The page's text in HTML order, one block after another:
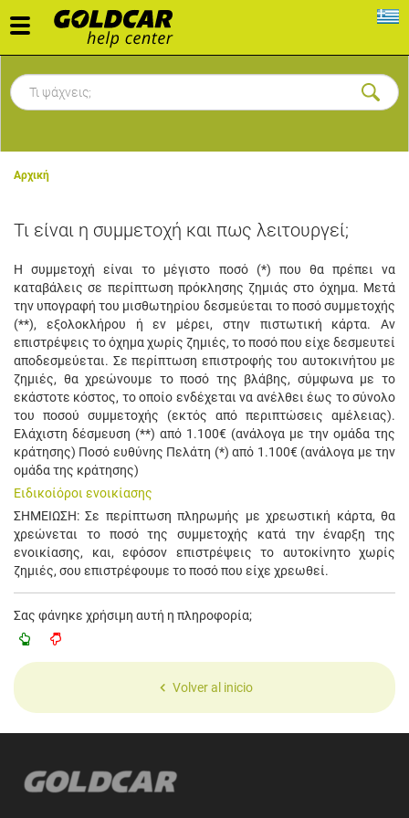
Toggle
navigation
Αρχική
Τι είναι η συμμετοχή και πως λειτουργεί;
Η συμμετοχή είναι το μέγιστο ποσό (*) που θα πρέπει να
καταβάλεις σε περίπτωση πρόκλησης ζημιάς στο όχημα. Μετά
την υπογραφή του μισθωτηρίου δεσμεύεται το ποσό συμμετοχής
(**), εξολοκλήρου ή εν μέρει, στην πιστωτική κάρτα. Αν
επιστρέψεις το όχημα χωρίς ζημιές, το ποσό που είχε δεσμευτεί
αποδεσμεύεται. Σε περίπτωση επιστροφής του αυτοκινήτου με
ζημιές, θα χρεώνουμε το ποσό της βλάβης, σύμφωνα με το
εκάστοτε κόστος, το οποίο ενδέχεται να ανέλθει έως το σύνολο
του ποσού συμμετοχής (εκτός από περιπτώσεις αμέλειας).
Ελάχιστη δέσμευση (**) από 1.100€ (ανάλογα με την ομάδα της
κράτησης) Ποσό ευθύνης Πελάτη (*) από 1.100€ (ανάλογα με την
ομάδα της κράτησης)
Ειδικοίόροι ενοικίασης
ΣΗΜΕΙΩΣΗ: Σε περίπτωση πληρωμής με χρεωστική κάρτα, θα
χρεώνεται το ποσό της συμμετοχής κατά την έναρξη της
ενοικίασης, και, εφόσον επιστρέψεις το αυτοκίνητο χωρίς
ζημιές, σου επιστρέφουμε το ποσό που είχε χρεωθεί.
Σας φάνηκε χρήσιμη αυτή η πληροφορία;
Volver al inicio